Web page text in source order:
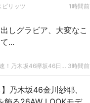
」に出演
リッツ 1時間前
しグラビア、大変なこ
...
乃木通☆世界最速！乃木坂46欅坂46日向坂46速報まとめ 3時間前
乃木坂46金川紗耶、